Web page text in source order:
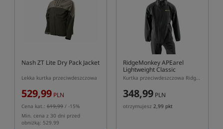
Nash ZT Lite Dry Pack Jacket
Lekka kurtka przeciwdeszczowa
529,99 PLN
Cena kat.: 619,99 / -15%
Min. cena z 30 dni przed
obniżką: 529.99
RidgeMonkey APEarel
Lightweight Classic
Hydrophobic Jacket
Kurtka przeciwdeszczowa RidgeMonkey APEarel Hydrophobic Waterproof
348,99 PLN
otrzymujesz 2,99 pkt